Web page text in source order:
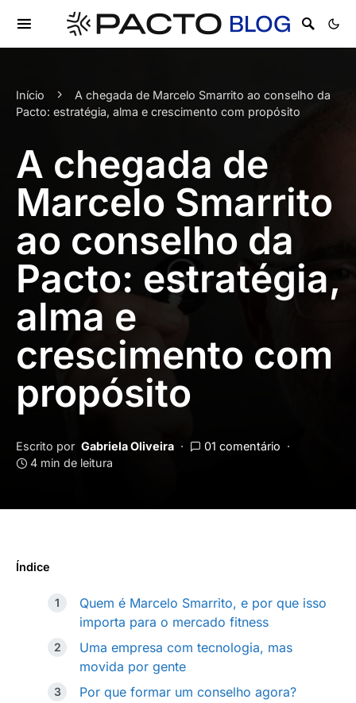
Início
A chegada de Marcelo Smarrito ao conselho da
Pacto: estratégia, alma e crescimento com propósito
A chegada de
Marcelo Smarrito
ao conselho da
Pacto: estratégia,
alma e
crescimento com
propósito
Escrito por Gabriela Oliveira
01 comentário
4 min de leitura
Índice
Quem é Marcelo Smarrito, e por que isso
importa para o mercado fitness
Uma empresa com tecnologia, mas
movida por gente
Por que formar um conselho agora?